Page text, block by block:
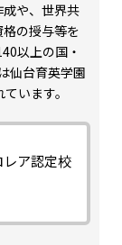
や、世界共
の授与等を
以上の国・
仙台育英学園
います。
ア認定校